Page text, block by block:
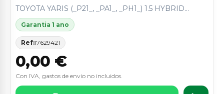
TOYOTA YARIS (_P21_, _PA1_, _PH1_) 1.5 HYBRID...
Garantia 1 ano
Ref:17629421
0,00 €
Con IVA, gastos de envio no incluidos.